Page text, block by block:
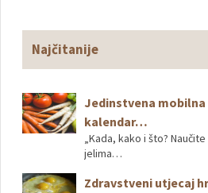
Najčitanije
Jedinstvena
kalendar…
„Kada, kako i što?
jelima…
Zdravstveni utjecaj